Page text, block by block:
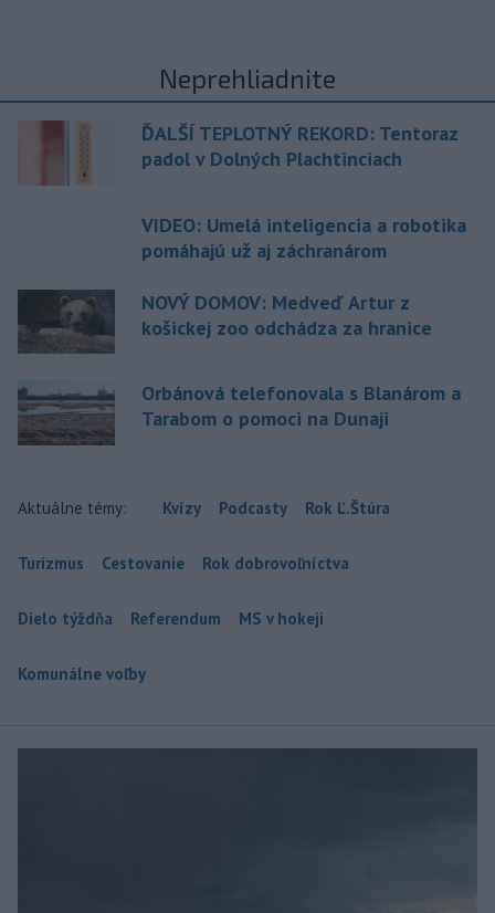
Neprehliadnite
ĎALŠÍ TEPLOTNÝ REKORD: Tentoraz
padol v Dolných Plachtinciach
VIDEO: Umelá inteligencia a robotika
pomáhajú už aj záchranárom
NOVÝ DOMOV: Medveď Artur z
košickej zoo odchádza za hranice
Orbánová telefonovala s Blanárom a
Tarabom o pomoci na Dunaji
Aktuálne témy: Kvízy Podcasty Rok Ľ.Štúra
Turizmus Cestovanie Rok dobrovoľníctva
Dielo týždňa Referendum MS v hokeji
Komunálne voľby